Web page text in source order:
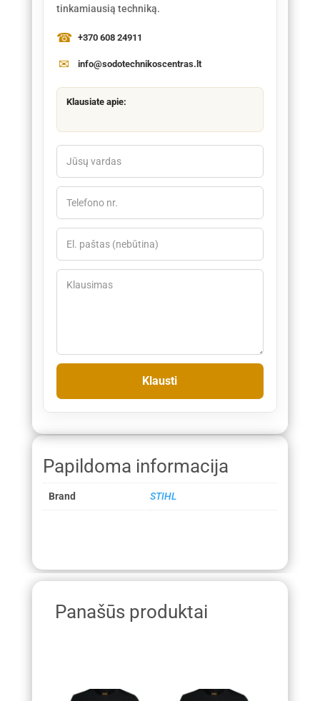
tinkamiausią techniką.
+370 608 24911
info@sodotechnikoscentras.lt
Klausiate apie:
Papildoma informacija
Brand STIHL
Panašūs produktai